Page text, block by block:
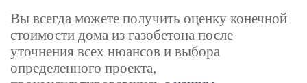
Вы всегда можете получить оценку конечной
стоимости дома из газобетона после
уточнения всех нюансов и выбора
определенного проекта,